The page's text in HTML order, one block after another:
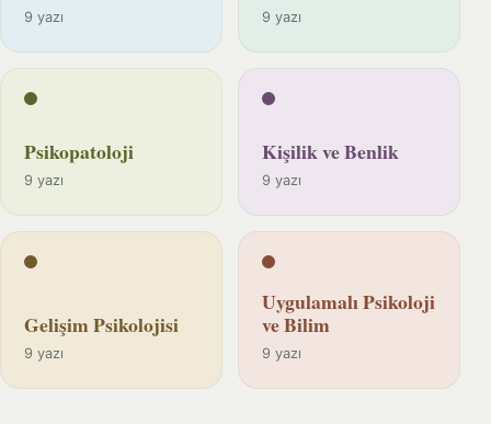
9 yazı 9 yazı
Psikopatoloji
9 yazı
Kişilik ve Benlik
9 yazı
Gelişim Psikolojisi
9 yazı
Uygulamalı Psikoloji
ve Bilim
9 yazı